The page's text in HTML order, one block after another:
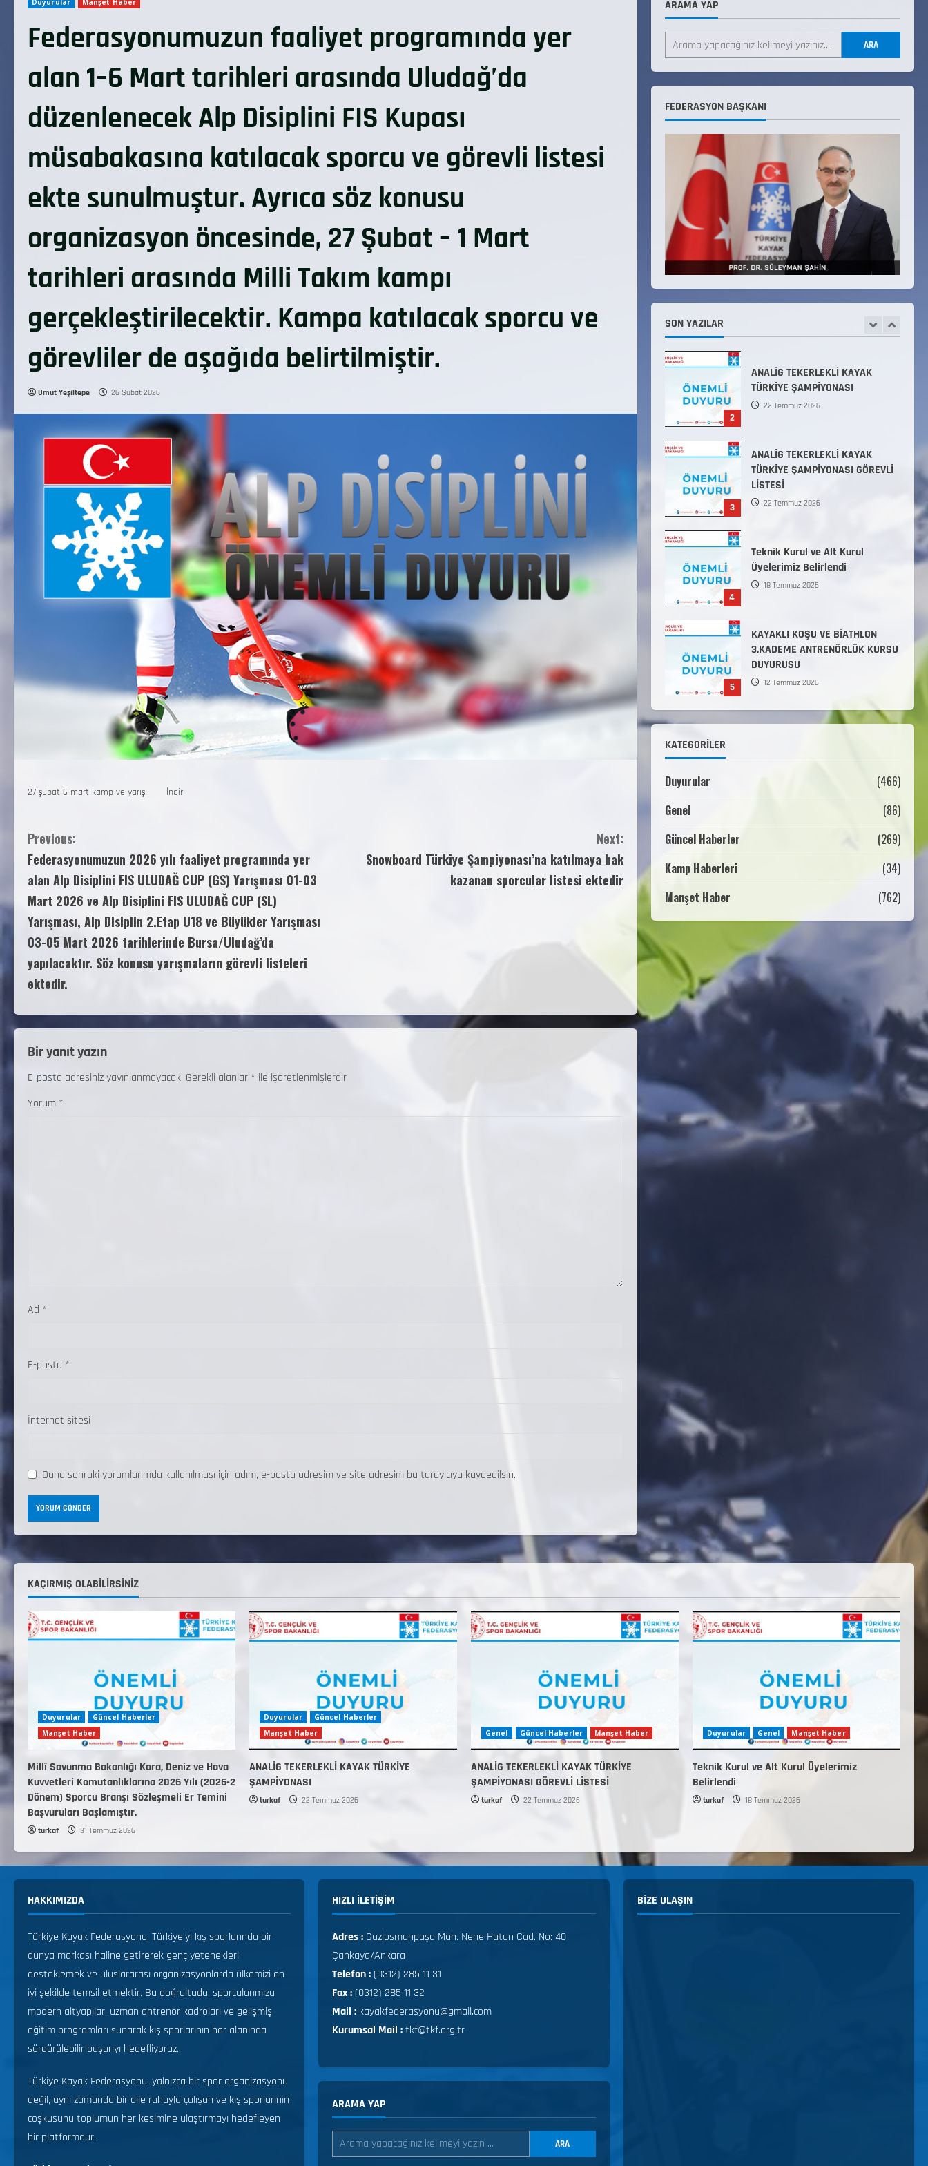
Duyurular Manşet Haber
Federasyonumuzun faaliyet programında yer
alan 1–6 Mart tarihleri arasında Uludağ’da
düzenlenecek Alp Disiplini FIS Kupası
müsabakasına katılacak sporcu ve görevli listesi
ekte sunulmuştur. Ayrıca söz konusu
organizasyon öncesinde, 27 Şubat – 1 Mart
tarihleri arasında Milli Takım kampı
gerçekleştirilecektir. Kampa katılacak sporcu ve
görevliler de aşağıda belirtilmiştir.
Umut Yeşiltepe 26 Şubat 2026
27 şubat 6 mart kamp ve yarış İndir
Previous:
Federasyonumuzun 2026 yılı faaliyet programında yer
alan Alp Disiplini FIS ULUDAĞ CUP (GS) Yarışması 01-03
Mart 2026 ve Alp Disiplini FIS ULUDAĞ CUP (SL)
Yarışması, Alp Disiplin 2.Etap U18 ve Büyükler Yarışması
03-05 Mart 2026 tarihlerinde Bursa/Uludağ’da
yapılacaktır. Söz konusu yarışmaların görevli listeleri
ektedir.
Next:
Snowboard Türkiye Şampiyonası’na katılmaya hak
kazanan sporcular listesi ektedir
Bir yanıt yazın
E-posta adresiniz yayınlanmayacak. Gerekli alanlar * ile işaretlenmişlerdir
Yorum *
Ad *
E-posta *
İnternet sitesi
Daha sonraki yorumlarımda kullanılması için adım, e-posta adresim ve site adresim bu tarayıcıya kaydedilsin.
ARAMA YAP
ARA
FEDERASYON BAŞKANI
SON YAZILAR
4
Üyelerimiz Belirlendi
18 Temmuz 2026
3.KADEME ANTRENÖRLÜK KURSU
1
Millî Savunma Bakanlığı Kara,
Deniz ve Hava Kuvvetleri
Komutanlıklarına 2026 Yılı
(2026-2 Dönem) Sporcu Branşı
Sözleşmeli Er Temini Başvuruları
Başlamıştır.
31 Temmuz 2026
3
ANALİG TEKERLEKLİ KAYAK
TÜRKİYE ŞAMPİYONASI GÖREVLİ
LİSTESİ
4
Teknik Kurul ve Alt Kurul
Üyelerimiz Belirlendi
5
KAYAKLI KOŞU VE BİATHLON
3.KADEME ANTRENÖRLÜK KURSU
DUYURUSU
1
Millî Savunma Bakanlığı Kara,
Deniz ve Hava Kuvvetleri
Komutanlıklarına 2026 Yılı
Sözleşmeli Er Temini Başvuruları
31 Temmuz 2026
3
TÜRKİYE ŞAMPİYONASI GÖREVLİ
4
Üyelerimiz Belirlendi
18 Temmuz 2026
KAYAKLI KOŞU VE BİATHLON
3.KADEME ANTRENÖRLÜK KURSU
KATEGORILER
Duyurular
(466)
Genel
(86)
Güncel Haberler
(269)
Kamp Haberleri
(34)
Manşet Haber
(762)
KAÇIRMIŞ OLABILIRSINIZ
Duyurular
Güncel Haberler
Manşet Haber
Millî Savunma Bakanlığı Kara, Deniz ve Hava
Kuvvetleri Komutanlıklarına 2026 Yılı (2026-2
Dönem) Sporcu Branşı Sözleşmeli Er Temini
Başvuruları Başlamıştır.
turkaf 31 Temmuz 2026
Duyurular
Güncel Haberler
Manşet Haber
ANALİG TEKERLEKLİ KAYAK TÜRKİYE
ŞAMPİYONASI
turkaf 22 Temmuz 2026
Genel Güncel Haberler Manşet Haber
ANALİG TEKERLEKLİ KAYAK TÜRKİYE
ŞAMPİYONASI GÖREVLİ LİSTESİ
turkaf 22 Temmuz 2026
Duyurular Genel Manşet Haber
Teknik Kurul ve Alt Kurul Üyelerimiz
Belirlendi
turkaf 18 Temmuz 2026
HAKKIMIZDA
Türkiye Kayak Federasyonu, Türkiye’yi kış sporlarında bir
dünya markası haline getirerek genç yetenekleri
desteklemek ve uluslararası organizasyonlarda ülkemizi en
iyi şekilde temsil etmektir. Bu doğrultuda, sporcularımıza
modern altyapılar, uzman antrenör kadroları ve gelişmiş
eğitim programları sunarak kış sporlarının her alanında
sürdürülebilir başarıyı hedefliyoruz.
Türkiye Kayak Federasyonu, yalnızca bir spor organizasyonu
değil, aynı zamanda bir aile ruhuyla çalışan ve kış sporlarının
coşkusunu toplumun her kesimine ulaştırmayı hedefleyen
bir platformdur.
HIZLI ILETIŞIM
Adres : Gaziosmanpaşa Mah. Nene Hatun Cad. No: 40
Çankaya/Ankara
Telefon :(0312) 285 11 31
Fax :(0312) 285 11 32
Mail : kayakfederasyonu@gmail.com
Kurumsal Mail :tkf@tkf.org.tr
ARAMA YAP
ARA
BIZE ULAŞIN